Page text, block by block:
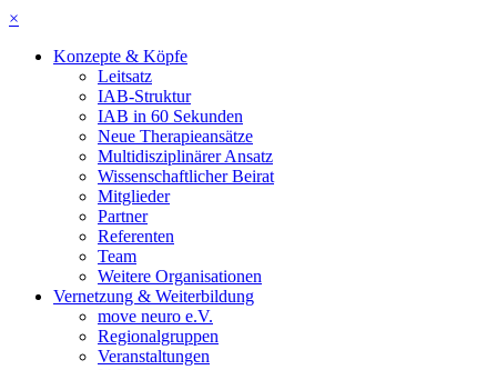
×
Konzepte & Köpfe
Leitsatz
IAB-Struktur
IAB in 60 Sekunden
Neue Therapieansätze
Multidisziplinärer Ansatz
Wissenschaftlicher Beirat
Mitglieder
Partner
Referenten
Team
Weitere Organisationen
Vernetzung & Weiterbildung
move neuro e.V.
Regionalgruppen
Veranstaltungen